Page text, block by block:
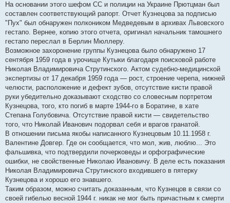
На основании этого шефом СС и полиции на Украине Прютцман был
составлен соответствующий рапорт. Отчет Кузнецова за подписью
"Пух" был обнаружен полкоником Медведевым в архивах Львовского
гестапо. Вернее, копию этого отчета, оригинал начальник тамошнего
гестапо переслал в Берлин Мюллеру.
Возможное захоронение группы Кузнецова было обнаружено 17
сентября 1959 года в урочище Кутыки благодаря поисковой работе
Николая Владимировича Струтинского. Актом судебно-медицинской
экспертизы от 17 декабря 1959 года — рост, строение черепа, нижней
челюсти, расположение и дефект зубов, отсутствие кисти правой
руки убедительно доказывают сходство со словесным портретом
Кузнецова, того, кто погиб в марте 1944-го в Боратине, в хате
Степана Голубовича. Отсутствие правой кисти — свидетельство
того, что Николай Иванович подорвал себя и врагов гранатой.
В отношении письма якобы написанного Кузнецовым 10.11.1958 г.
Валентине Довгер. Где он сообщается, что мол, жив, люблю... Это
фальшивка, что подтвердили почерковеды и орфографические
ошибки, не свойственные Николаю Ивановичу. В деле есть показания
Николая Владимировича Струтинского входившего в пятерку
Кузнецова и хорошо его знавшего.
Таким образом, можно считать доказанным, что Кузнецов в связи со
своей гибелью весной 1944 г. никак не мог быть причастным к смерти